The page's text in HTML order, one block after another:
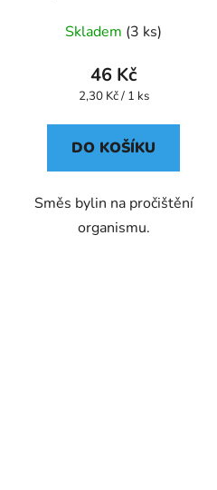
Skladem (3 ks)
46 Kč
Měrná
2,30 Kč / 1 ks
DO KOŠÍKU
Směs bylin na pročištění
organismu.